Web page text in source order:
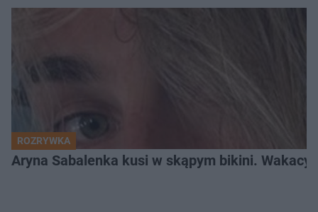
ROZRYWKA
Aryna Sabalenka kusi w skąpym bikini.